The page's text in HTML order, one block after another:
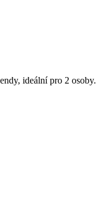
ideální pro 2 osoby.